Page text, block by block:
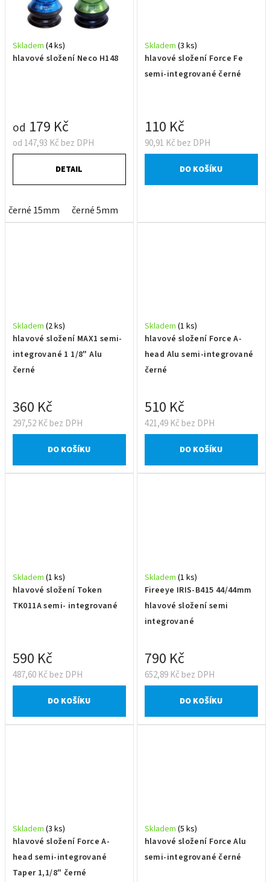
hlavové složení Neco H148
Skladem (4 ks)
od 147,93 Kč bez DPH
od 179 Kč
DETAIL
černé 15mm černé 5mm
hlavové složení Force Fe
semi-integrované černé
Skladem (3 ks)
90,91 Kč bez DPH
110 Kč
DO KOŠÍKU
hlavové složení MAX1 semi-
integrované 1 1/8" Alu
černé
Skladem (2 ks)
297,52 Kč bez DPH
360 Kč
DO KOŠÍKU
hlavové složení Force A-
head Alu semi-integrované
černé
Skladem (1 ks)
421,49 Kč bez DPH
510 Kč
DO KOŠÍKU
hlavové složení Token
TK011A semi- integrované
Skladem (1 ks)
487,60 Kč bez DPH
590 Kč
DO KOŠÍKU
Fireeye IRIS-B415 44/44mm
hlavové složení semi
integrované
Skladem (1 ks)
652,89 Kč bez DPH
790 Kč
DO KOŠÍKU
hlavové složení Force A-
head semi-integrované
Taper 1,1/8" černé
Skladem (3 ks)
hlavové složení Force Alu
semi-integrované černé
Skladem (5 ks)